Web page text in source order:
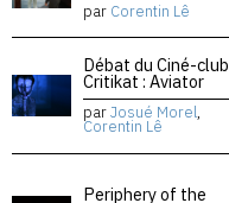
par Corentin Lê
Débat du Ciné-club
Critikat : Aviator
parJosué Morel,
Corentin Lê
Periphery of the